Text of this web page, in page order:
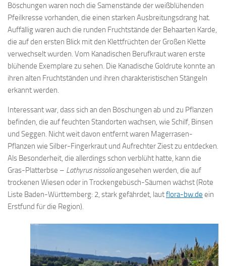
Böschungen waren noch die Samenstände der weißblühenden
Pfeilkresse vorhanden, die einen starken Ausbreitungsdrang hat.
Auffällig waren auch die runden Fruchtstände der Behaarten Karde,
die auf den ersten Blick mit den Klettfrüchten der Großen Klette
verwechselt wurden. Vom Kanadischen Berufkraut waren erste
blühende Exemplare zu sehen. Die Kanadische Goldrute konnte an
ihren alten Fruchtständen und ihren charakteristischen Stängeln
erkannt werden.
Interessant war, dass sich an den Böschungen ab und zu Pflanzen
befinden, die auf feuchten Standorten wachsen, wie Schilf, Binsen
und Seggen. Nicht weit davon entfernt waren Magerrasen-
Pflanzen wie Silber-Fingerkraut und Aufrechter Ziest zu entdecken.
Als Besonderheit, die allerdings schon verblüht hatte, kann die
Gras-Platterbse – Lathyrus nissoliaangesehen werden, die auf
trockenen Wiesen oder in Trockengebüsch-Säumen wächst (Rote
Liste Baden-Württemberg: 2, stark gefährdet, lautflora-bw.de ein
Erstfund für die Region).